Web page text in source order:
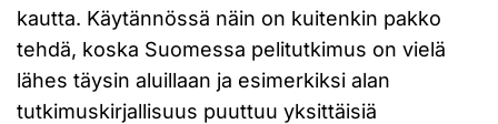
kautta. Käytännössä näin on kuitenkin pakko
tehdä, koska Suomessa pelitutkimus on vielä
lähes täysin aluillaan ja esimerkiksi alan
tutkimuskirjallisuus puuttuu yksittäisiä